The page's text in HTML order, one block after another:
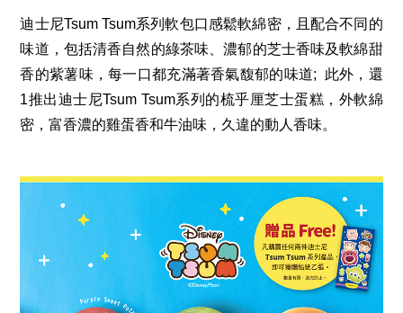
迪士尼Tsum Tsum系列軟包口感鬆軟綿密，且配合不同的
味道，包括清香自然的綠茶味、濃郁的芝士香味及軟綿甜
香的紫薯味，每一口都充滿著香氣馥郁的味道; 此外，還
1推出迪士尼Tsum Tsum系列的梳乎厘芝士蛋糕，外軟綿
密，富香濃的雞蛋香和牛油味，久違的動人香味。